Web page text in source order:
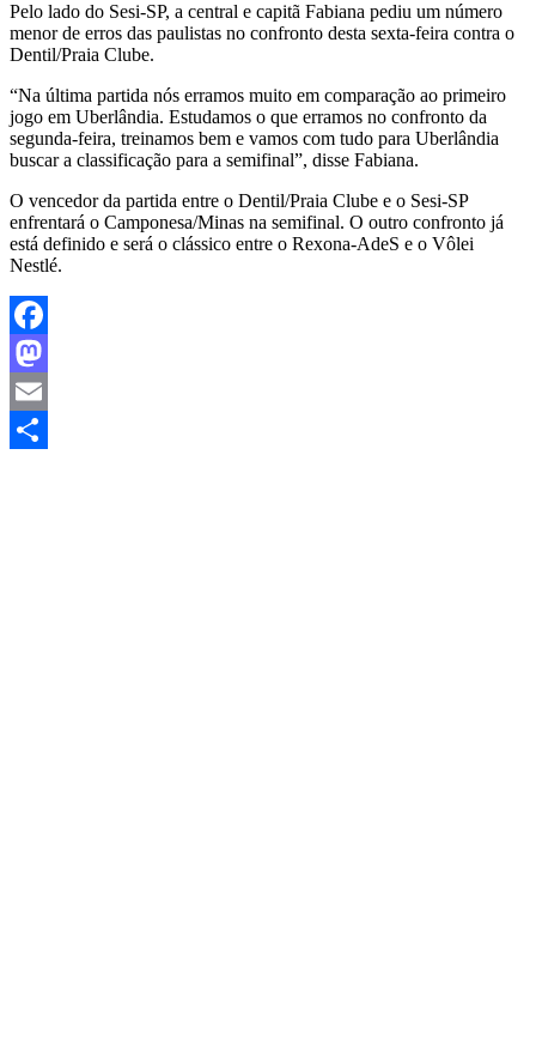
Pelo lado do Sesi-SP, a central e capitã Fabiana pediu um número
menor de erros das paulistas no confronto desta sexta-feira contra o
Dentil/Praia Clube.
“Na última partida nós erramos muito em comparação ao primeiro
jogo em Uberlândia. Estudamos o que erramos no confronto da
segunda-feira, treinamos bem e vamos com tudo para Uberlândia
buscar a classificação para a semifinal”, disse Fabiana.
O vencedor da partida entre o Dentil/Praia Clube e o Sesi-SP
enfrentará o Camponesa/Minas na semifinal. O outro confronto já
está definido e será o clássico entre o Rexona-AdeS e o Vôlei
Nestlé.
Facebook
Mastodon
Email